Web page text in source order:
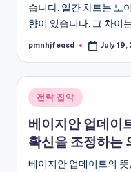
습니다. 일간 차트는 노
향이 있습니다. 그 차이
Posted
pmnhjfeasd July 19,
Posted
in
전략 집약
베이지안 업데이
확신을 조정하는
베이지안 업데이트의 뜻